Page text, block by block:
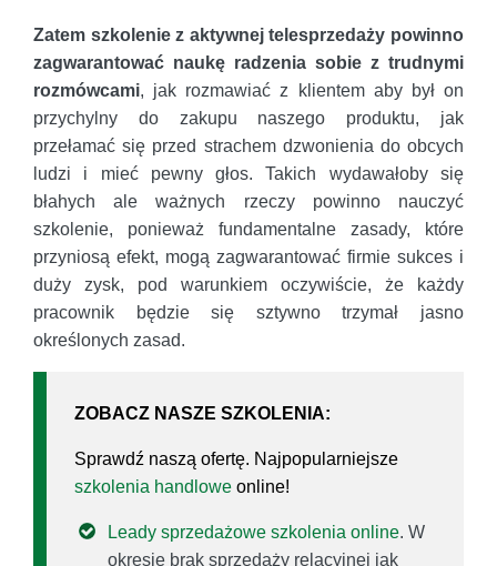
Zatem szkolenie z aktywnej telesprzedaży powinno
zagwarantować naukę radzenia sobie z trudnymi
rozmówcami, jak rozmawiać z klientem aby był on
przychylny do zakupu naszego produktu, jak
przełamać się przed strachem dzwonienia do obcych
ludzi i mieć pewny głos. Takich wydawałoby się
błahych ale ważnych rzeczy powinno nauczyć
szkolenie, ponieważ fundamentalne zasady, które
przyniosą efekt, mogą zagwarantować firmie sukces i
duży zysk, pod warunkiem oczywiście, że każdy
pracownik będzie się sztywno trzymał jasno
określonych zasad.
ZOBACZ NASZE SZKOLENIA:
Sprawdź naszą ofertę. Najpopularniejsze
szkolenia handlowe online!
Leady sprzedażowe szkolenia online. W
okresie brak sprzedaży relacyjnej jak